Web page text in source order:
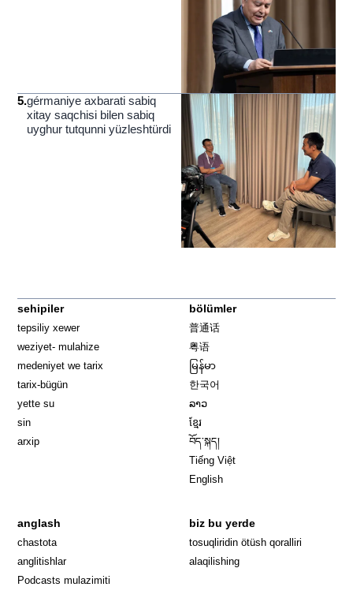
5.gérmaniye axbarati sabiq
xitay saqchisi bilen sabiq
uyghur tutqunni yüzleshtürdi
sehipiler
tepsiliy xewer
weziyet- mulahize
medeniyet we tarix
tarix-bügün
yette su
sin
arxip
bölümler
普通话
粤语
မြန်မာ
한국어
ລາວ
ខ្មែរ
བོད་སྐད།
Tiếng Việt
English
anglash
chastota
anglitishlar
Podcasts mulazimiti
biz bu yerde
tosuqliridin ötüsh qoralliri
alaqilishing